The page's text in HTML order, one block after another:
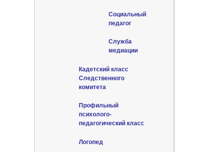
Социальный
педагог
Служба
медиации
Кадетский класс
Следственного
комитета
Профильный
психолого-
педагогический класс
Логопед